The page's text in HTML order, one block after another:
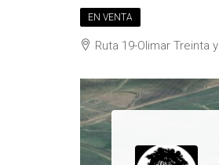
EN VENTA
Ruta 19-Olimar Treinta